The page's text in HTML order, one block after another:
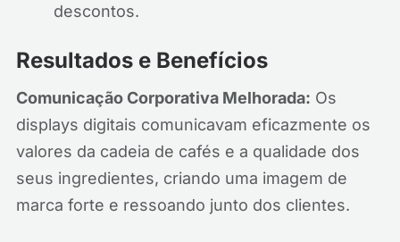
descontos.
Resultados e Benefícios
Comunicação Corporativa Melhorada: Os
displays digitais comunicavam eficazmente os
valores da cadeia de cafés e a qualidade dos
seus ingredientes, criando uma imagem de
marca forte e ressoando junto dos clientes.